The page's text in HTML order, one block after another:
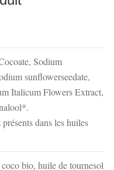
Sodium
sunflowerseedate,
Italicum Flowers Extract,
dans les huiles
bio, huile de tournesol